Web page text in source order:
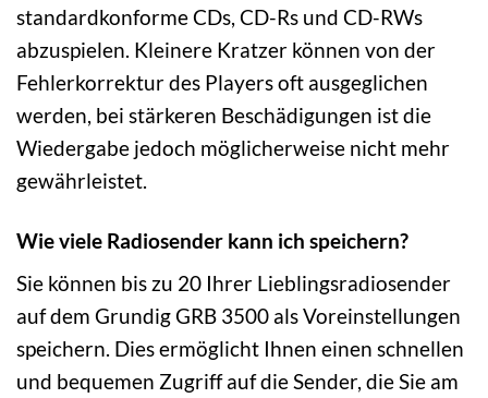
standardkonforme CDs, CD-Rs und CD-RWs
abzuspielen. Kleinere Kratzer können von der
Fehlerkorrektur des Players oft ausgeglichen
werden, bei stärkeren Beschädigungen ist die
Wiedergabe jedoch möglicherweise nicht mehr
gewährleistet.
Wie viele Radiosender kann ich speichern?
Sie können bis zu 20 Ihrer Lieblingsradiosender
auf dem Grundig GRB 3500 als Voreinstellungen
speichern. Dies ermöglicht Ihnen einen schnellen
und bequemen Zugriff auf die Sender, die Sie am